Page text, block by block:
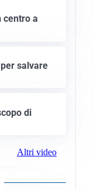
centro a
salvare
di
Altri video